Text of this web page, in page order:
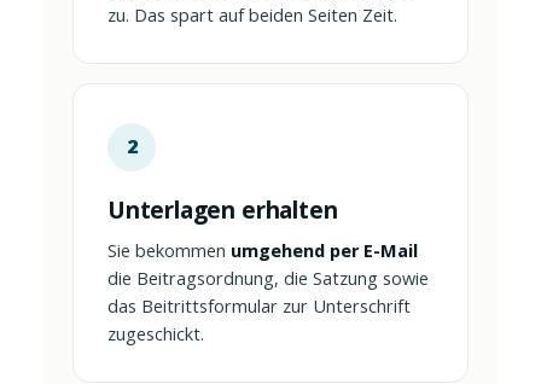
zu. Das spart auf beiden Seiten Zeit.
2
Unterlagen erhalten
Sie bekommen umgehend per E-Mail
die Beitragsordnung, die Satzung sowie
das Beitrittsformular zur Unterschrift
zugeschickt.